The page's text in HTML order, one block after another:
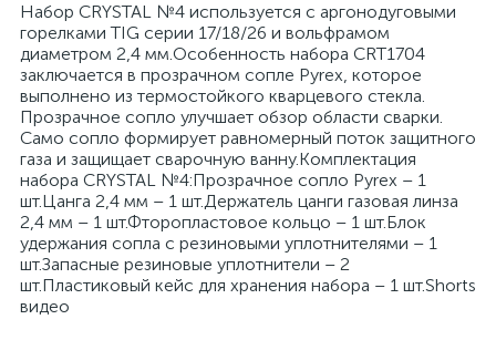
Набор CRYSTAL №4 используется с аргонодуговыми
горелками TIG серии 17/18/26 и вольфрамом
диаметром 2,4 мм.Особенность набора CRT1704
заключается в прозрачном сопле Pyrex, которое
выполнено из термостойкого кварцевого стекла.
Прозрачное сопло улучшает обзор области сварки.
Само сопло формирует равномерный поток защитного
газа и защищает сварочную ванну.Комплектация
набора CRYSTAL №4:Прозрачное сопло Pyrex – 1
шт.Цанга 2,4 мм – 1 шт.Держатель цанги газовая линза
2,4 мм – 1 шт.Фторопластовое кольцо – 1 шт.Блок
удержания сопла с резиновыми уплотнителями – 1
шт.Запасные резиновые уплотнители – 2
шт.Пластиковый кейс для хранения набора – 1 шт.Shorts
видео